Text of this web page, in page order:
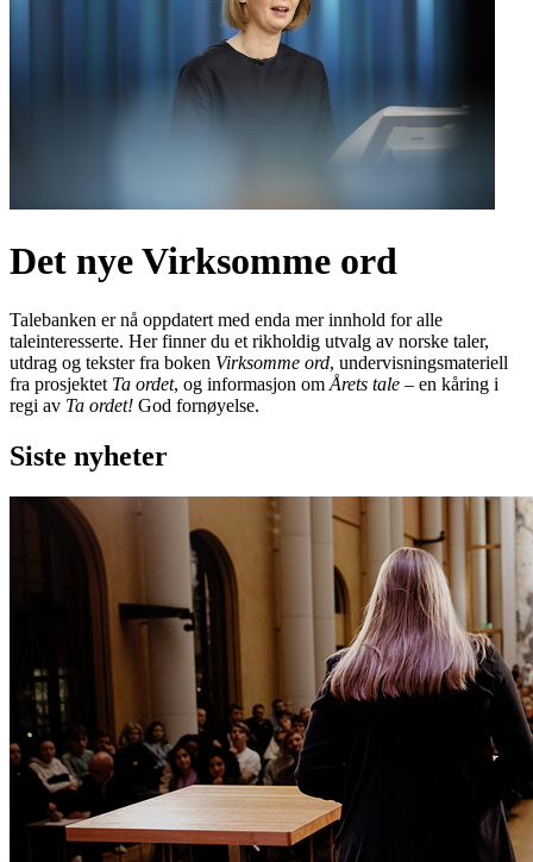
Det nye Virksomme ord
Talebanken er nå oppdatert med enda mer innhold for alle
taleinteresserte. Her finner du et rikholdig utvalg av norske taler,
utdrag og tekster fra boken Virksomme ord, undervisningsmateriell
fra prosjektet Ta ordet, og informasjon om Årets tale – en kåring i
regi av Ta ordet! God fornøyelse.
Siste nyheter